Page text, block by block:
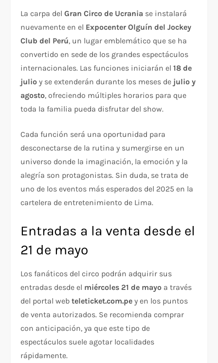
La carpa delGran Circo de Ucrania se instalará
nuevamente en el Expocenter Olguín del Jockey
Club del Perú, un lugar emblemático que se ha
convertido en sede de los grandes espectáculos
internacionales. Las funciones iniciarán el18 de
julio y se extenderán durante los meses de julio y
agosto, ofreciendo múltiples horarios para que
toda la familia pueda disfrutar del show.
Cada función será una oportunidad para
desconectarse de la rutina y sumergirse en un
universo donde la imaginación, la emoción y la
alegría son protagonistas. Sin duda, se trata de
uno de los eventos más esperados del 2025 en la
cartelera de entretenimiento de Lima.
Entradas a la venta desde el
21 de mayo
Los fanáticos del circo podrán adquirir sus
entradas desde el miércoles 21 de mayo a través
del portal webteleticket.com.pe y en los puntos
de venta autorizados. Se recomienda comprar
con anticipación, ya que este tipo de
espectáculos suele agotar localidades
rápidamente.